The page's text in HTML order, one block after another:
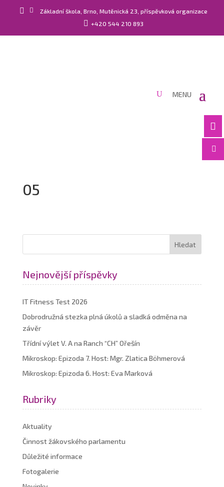
  Základní škola, Brno, Mutěnická 23, příspěvková organizace
 +420 544 210 893


05
Nejnovější příspěvky
IT Fitness Test 2026
Dobrodružná stezka plná úkolů a sladká odměna na
závěr
Třídní výlet V. A na Ranch “CH” Ořešín
Mikroskop: Epizoda 7. Host: Mgr. Zlatica Böhmerová
Mikroskop: Epizoda 6. Host: Eva Marková
Rubriky
Aktuality
Činnost žákovského parlamentu
Důležité informace
Fotogalerie